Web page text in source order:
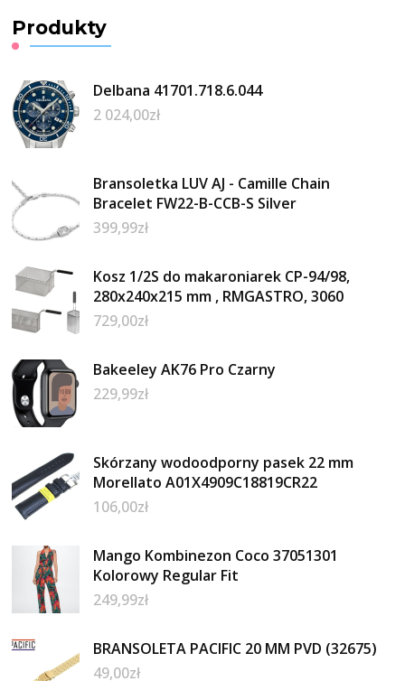
Produkty
Delbana 41701.718.6.044
2 024,00zł
Bransoletka LUV AJ - Camille Chain
Bracelet FW22-B-CCB-S Silver
399,99zł
Kosz 1/2S do makaroniarek CP-94/98,
280x240x215 mm , RMGASTRO, 3060
729,00zł
Bakeeley AK76 Pro Czarny
229,99zł
Skórzany wodoodporny pasek 22 mm
Morellato A01X4909C18819CR22
106,00zł
Mango Kombinezon Coco 37051301
Kolorowy Regular Fit
249,99zł
BRANSOLETA PACIFIC 20 MM PVD (32675)
49,00zł